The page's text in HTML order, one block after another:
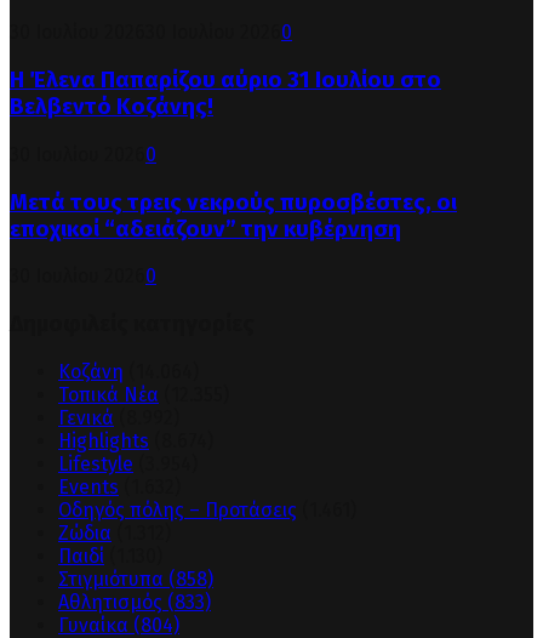
0
Η Έλενα Παπαρίζου αύριο 31 Ιουλίου στο
Βελβεντό Κοζάνης!
0
Μετά τους τρεις νεκρούς πυροσβέστες, οι
εποχικοί “αδειάζουν” την κυβέρνηση
0
Κοζάνη
Τοπικά Νέα
Γενικά
Highlights
Lifestyle
Events
Οδηγός πόλης – Προτάσεις
Ζώδια
Παιδί
Στιγμιότυπα (858)
Αθλητισμός (833)
Γυναίκα (804)